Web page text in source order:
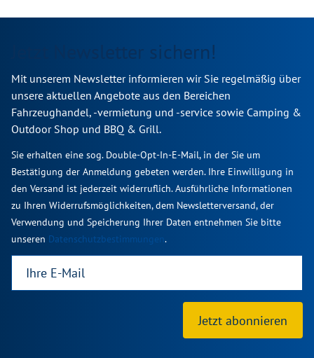
Jetzt Newsletter sichern!
Mit unserem Newsletter informieren wir Sie regelmäßig über
unsere aktuellen Angebote aus den Bereichen
Fahrzeughandel, -vermietung und -service sowie Camping &
Outdoor Shop und BBQ & Grill.
Sie erhalten eine sog. Double-Opt-In-E-Mail, in der Sie um
Bestätigung der Anmeldung gebeten werden. Ihre Einwilligung in
den Versand ist jederzeit widerruflich. Ausführliche Informationen
zu Ihren Widerrufsmöglichkeiten, dem Newsletterversand, der
Verwendung und Speicherung Ihrer Daten entnehmen Sie bitte
unseren Datenschutzbestimmungen.
Jetzt abonnieren